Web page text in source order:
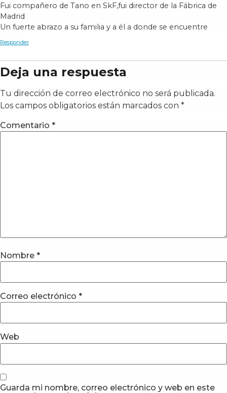
Fui compañero de Tano en SkF,fui director de la Fábrica de
Madrid
Un fuerte abrazo a su familia y a él a donde se encuentre
Responder
Deja una respuesta
Tu dirección de correo electrónico no será publicada.
Los campos obligatorios están marcados con *
Comentario *
Nombre *
Correo electrónico *
Web
Guarda mi nombre, correo electrónico y web en este